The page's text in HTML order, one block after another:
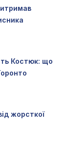
Костюк: що
жорсткої